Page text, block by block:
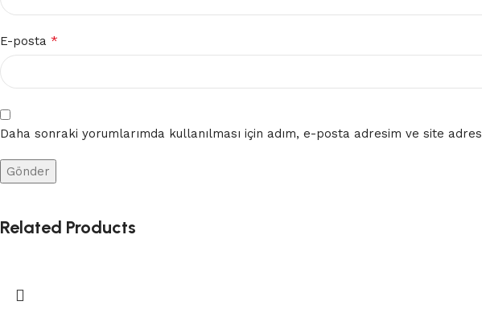
E-posta *
Daha sonraki yorumlarımda kullanılması için adım, e-posta adresim ve site
Related Products